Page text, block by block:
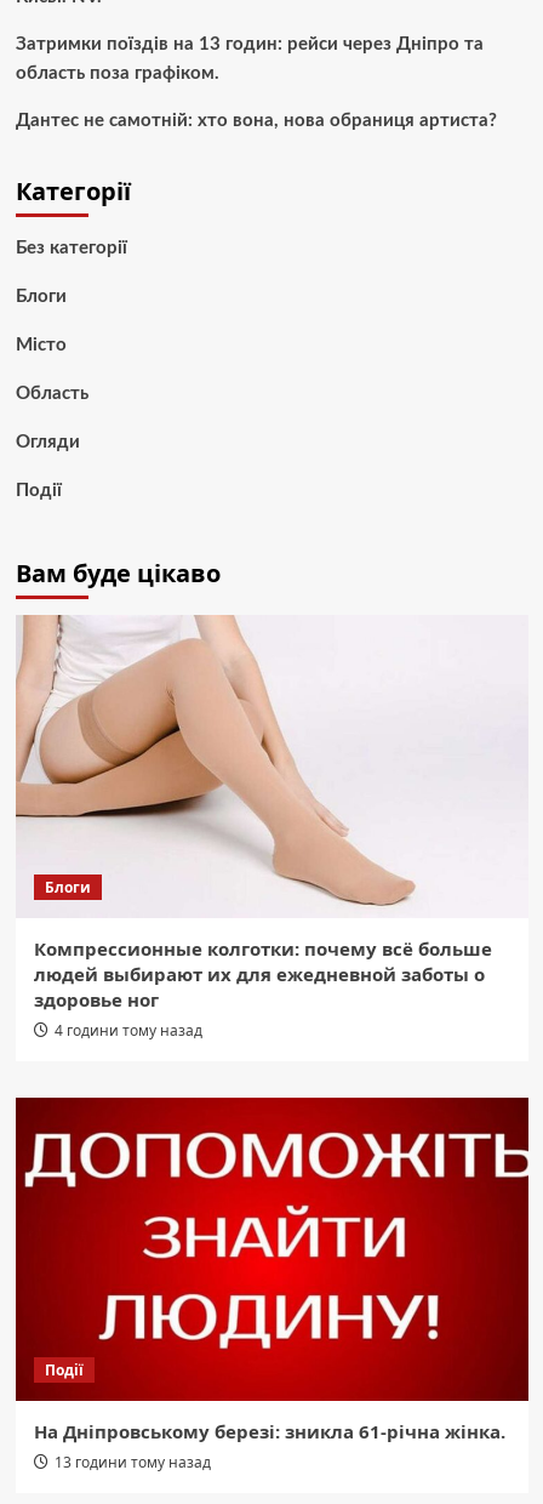
Затримки поїздів на 13 годин: рейси через Дніпро та
область поза графіком.
Дантес не самотній: хто вона, нова обраниця артиста?
Категорії
Без категорії
Блоги
Місто
Область
Огляди
Події
Вам буде цікаво
Блоги
Компрессионные колготки: почему всё больше
людей выбирают их для ежедневной заботы о
здоровье ног
4 години тому назад
Події
На Дніпровському березі: зникла 61-річна жінка.
13 години тому назад